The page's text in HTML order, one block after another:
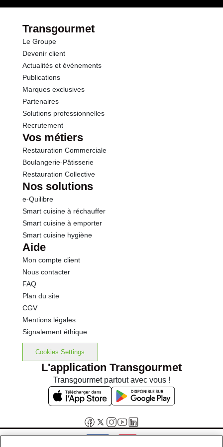
Sel
Transgourmet
Le Groupe
Devenir client
Actualités et événements
Publications
Marques exclusives
Partenaires
Solutions professionnelles
Recrutement
Vos métiers
Restauration Commerciale
Boulangerie-Pâtisserie
Restauration Collective
Nos solutions
e-Quilibre
Smart cuisine à réchauffer
Smart cuisine à emporter
Smart cuisine hygiène
Aide
Mon compte client
Nous contacter
FAQ
Plan du site
CGV
Mentions légales
Signalement éthique
Cookies Settings
L'application Transgourmet
Transgourmet partout avec vous !